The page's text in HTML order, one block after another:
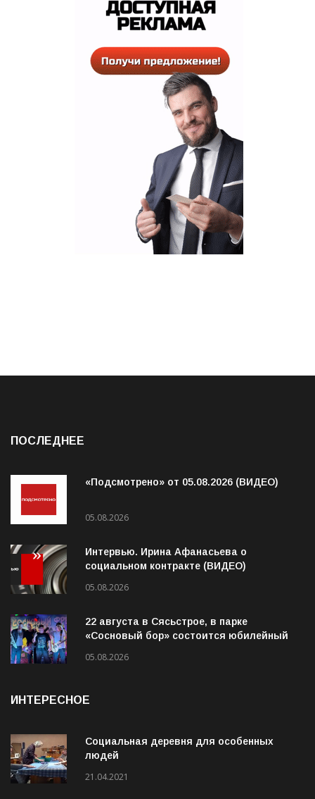
«Подсмотрено» от 05.08.2026 (ВИДЕО)
05.08.2026
Интервью. Ирина Афанасьева о
05.08.2026
22 августа в Сясьстрое, в парке
Социальная деревня для особенных